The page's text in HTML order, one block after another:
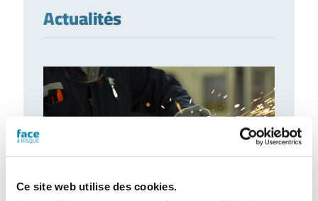
Ce site web utilise des cookies.
Actualités